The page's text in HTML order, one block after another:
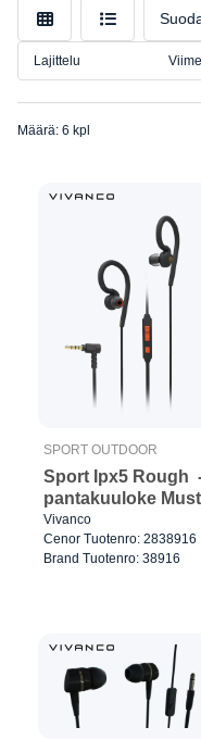
Väri
Liitäntä
Koko
Lajittelu
Määrä: 6 kpl
SPORT OUTDOOR
Sport Ipx5 Rough
pantakuuloke
Vivanco
Cenor Tuotenro: 2838916
Brand Tuotenro: 38916